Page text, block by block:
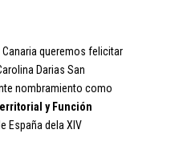
Canaria queremos felicitar
Darias San
nombramiento como
y Función
España dela XIV